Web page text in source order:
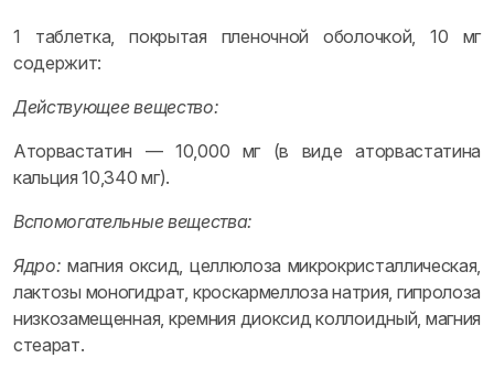
1 таблетка, покрытая пленочной оболочкой, 10 мг
содержит:
Действующее вещество:
Аторвастатин — 10,000 мг (в виде аторвастатина
кальция 10,340 мг).
Вспомогательные вещества:
Ядро: магния оксид, целлюлоза микрокристаллическая,
лактозы моногидрат, кроскармеллоза натрия, гипролоза
низкозамещенная, кремния диоксид коллоидный, магния
стеарат.